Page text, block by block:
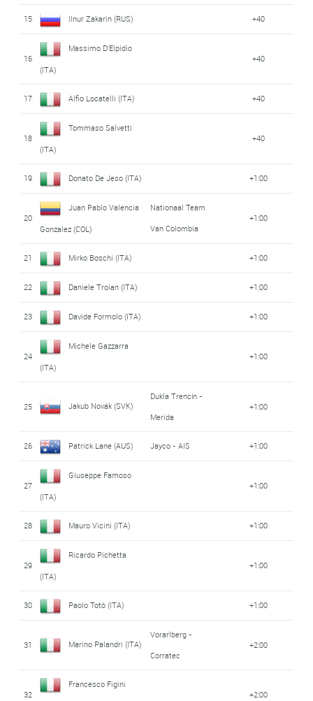
15 Ilnur Zakarin (RUS) +40
16
Massimo D'Elpidio
(ITA)
+40
17 Alfio Locatelli (ITA) +40
18
Tommaso Salvetti
(ITA)
+40
19 Donato De Jeso (ITA) +1:00
20
Juan Pablo Valencia
Gonzalez (COL)
Nationaal Team
Van Colombia
+1:00
21 Mirko Boschi (ITA) +1:00
22 Daniele Troian (ITA) +1:00
23 Davide Formolo (ITA) +1:00
24
Michele Gazzarra
(ITA)
+1:00
25 Jakub Novák (SVK)
Dukla Trencín -
Merida
+1:00
26 Patrick Lane (AUS) Jayco - AIS +1:00
27
Giuseppe Famoso
(ITA)
+1:00
28 Mauro Vicini (ITA) +1:00
29
Ricardo Pichetta
(ITA)
+1:00
30 Paolo Totò (ITA) +1:00
31 Marino Palandri (ITA)
Vorarlberg -
Corratec
+2:00
32
Francesco Figini
+2:00